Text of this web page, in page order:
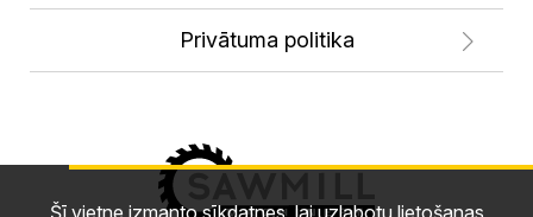
Privātuma politika
Šī vietne izmanto sīkdatnes, lai uzlabotu lietošanas